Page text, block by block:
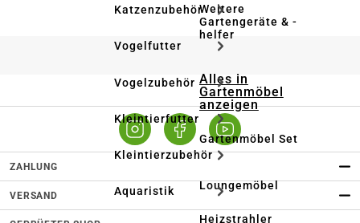
Katzenzubehör
Vogelfutter
Vogelzubehör
Kleintierfutter
Kleintierzubehör
Aquaristik
Weitere
Gartengeräte & -
helfer
Alles in
Gartenmöbel
anzeigen
Gartenmöbel Set
Loungemöbel
Heizstrahler
ZAHLUNG
VERSAND